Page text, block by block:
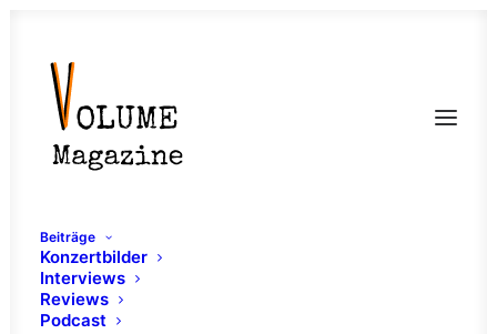
Beiträge
Konzertbilder
Interviews
Reviews
Podcast